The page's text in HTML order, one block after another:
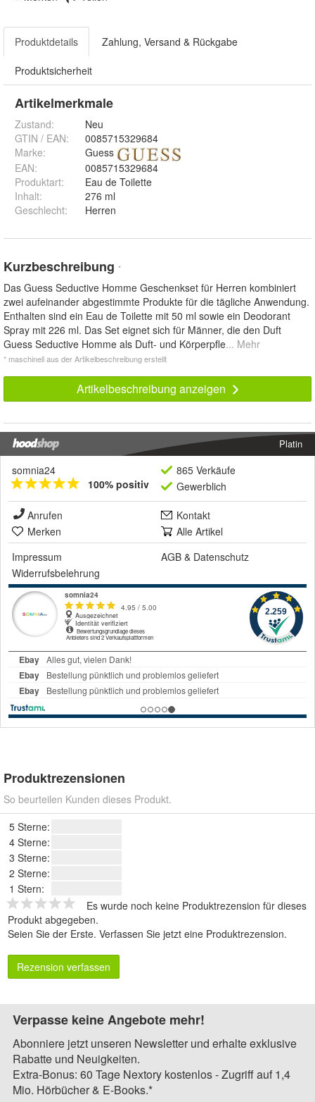
Produktdetails Zahlung, Versand & Rückgabe
Produktsicherheit
Artikelmerkmale
Zustand:
Neu
GTIN / EAN:
0085715329684
Marke:
Guess
EAN:
0085715329684
Produktart:
Eau de Toilette
Inhalt:
276 ml
Geschlecht: Herren
Kurzbeschreibung *
Das Guess Seductive Homme Geschenkset für Herren kombiniert
zwei aufeinander abgestimmte Produkte für die tägliche Anwendung.
Enthalten sind ein Eau de Toilette mit 50 ml sowie ein Deodorant
Spray mit 226 ml. Das Set eignet sich für Männer, die den Duft
Guess Seductive Homme als Duft- und Körperpfle... Mehr
* maschinell aus der Artikelbeschreibung erstellt
Artikelbeschreibung anzeigen
Platin
somnia24
100% positiv
865 Verkäufe
Gewerblich
Anrufen
Kontakt
Merken
Alle Artikel
Impressum
AGB & Datenschutz
Widerrufsbelehrung
Produktrezensionen
So beurteilen Kunden dieses Produkt.
5 Sterne:
4 Sterne:
3 Sterne:
2 Sterne:
1 Stern:
Es wurde noch keine Produktrezension für dieses
Produkt abgegeben.
Seien Sie der Erste. Verfassen Sie jetzt eine Produktrezension.
Rezension verfassen
Verpasse keine Angebote mehr!
Abonniere jetzt unseren Newsletter und erhalte exklusive
Rabatte und Neuigkeiten.
Extra-Bonus: 60 Tage Nextory kostenlos - Zugriff auf 1,4
Mio. Hörbücher & E-Books.*